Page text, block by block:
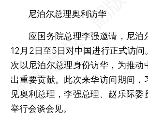
尼泊尔总理奥利访华
应国务院总理李强邀请，尼泊
12月2日至5日对中国进行正式访问
次以尼泊尔总理身份访华，为推动
出重要贡献。此次来华访问期间，
见奥利总理，李强总理、赵乐际委
举行会谈会见。